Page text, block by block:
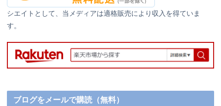
シエイトとして、当メディアは適格販売により収入を得ていま
す。
ブログをメールで購読（無料）